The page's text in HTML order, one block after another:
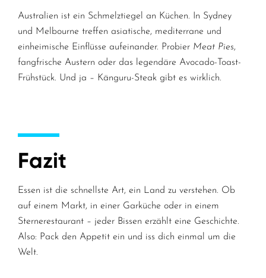
Australien ist ein Schmelztiegel an Küchen. In Sydney
und Melbourne treffen asiatische, mediterrane und
einheimische Einflüsse aufeinander. Probier Meat Pies,
fangfrische Austern oder das legendäre Avocado-Toast-
Frühstück. Und ja – Känguru-Steak gibt es wirklich.
Fazit
Essen ist die schnellste Art, ein Land zu verstehen. Ob
auf einem Markt, in einer Garküche oder in einem
Sternerestaurant – jeder Bissen erzählt eine Geschichte.
Also: Pack den Appetit ein und iss dich einmal um die
Welt.